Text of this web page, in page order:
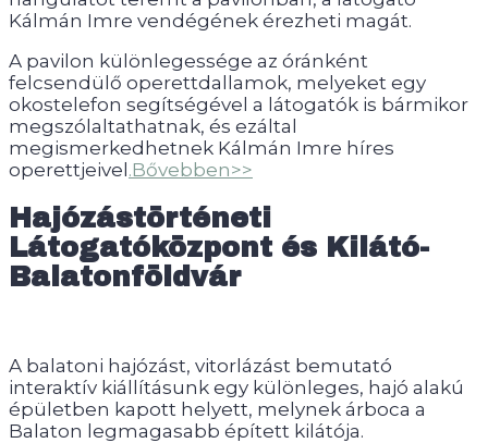
Kálmán Imre vendégének érezheti magát.
A pavilon különlegessége az óránként
felcsendülő operettdallamok, melyeket egy
okostelefon segítségével a látogatók is bármikor
megszólaltathatnak, és ezáltal
megismerkedhetnek Kálmán Imre híres
operettjeivel.Bővebben>>
Hajózástörténeti
Látogatóközpont és Kilátó-
Balatonföldvár
A balatoni hajózást, vitorlázást bemutató
interaktív kiállításunk egy különleges, hajó alakú
épületben kapott helyett, melynek árboca a
Balaton legmagasabb épített kilátója.